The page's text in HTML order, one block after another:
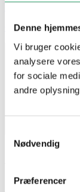
Denne
Vi bruger
analysere
for sociale
andre
Nødvendig
Præferencer
GDPR